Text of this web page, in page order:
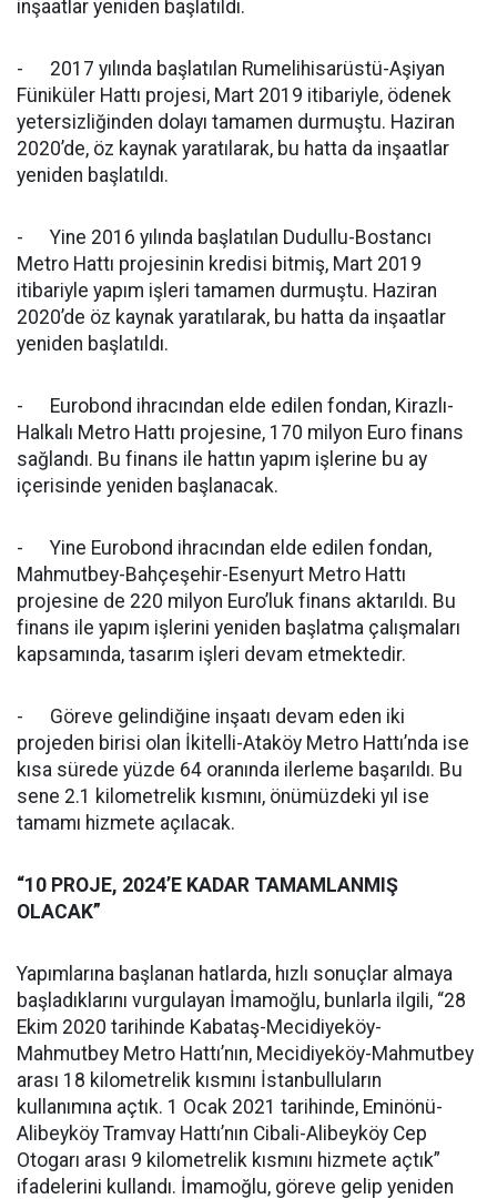
inşaatlar yeniden başlatıldı.
- 2017 yılında başlatılan Rumelihisarüstü-Aşiyan
Füniküler Hattı projesi, Mart 2019 itibariyle, ödenek
yetersizliğinden dolayı tamamen durmuştu. Haziran
2020’de, öz kaynak yaratılarak, bu hatta da inşaatlar
yeniden başlatıldı.
- Yine 2016 yılında başlatılan Dudullu-Bostancı
Metro Hattı projesinin kredisi bitmiş, Mart 2019
itibariyle yapım işleri tamamen durmuştu. Haziran
2020’de öz kaynak yaratılarak, bu hatta da inşaatlar
yeniden başlatıldı.
- Eurobond ihracından elde edilen fondan, Kirazlı-
Halkalı Metro Hattı projesine, 170 milyon Euro finans
sağlandı. Bu finans ile hattın yapım işlerine bu ay
içerisinde yeniden başlanacak.
- Yine Eurobond ihracından elde edilen fondan,
Mahmutbey-Bahçeşehir-Esenyurt Metro Hattı
projesine de 220 milyon Euro’luk finans aktarıldı. Bu
finans ile yapım işlerini yeniden başlatma çalışmaları
kapsamında, tasarım işleri devam etmektedir.
- Göreve gelindiğine inşaatı devam eden iki
projeden birisi olan İkitelli-Ataköy Metro Hattı’nda ise
kısa sürede yüzde 64 oranında ilerleme başarıldı. Bu
sene 2.1 kilometrelik kısmını, önümüzdeki yıl ise
tamamı hizmete açılacak.
“10 PROJE, 2024’E KADAR TAMAMLANMIŞ
OLACAK”
Yapımlarına başlanan hatlarda, hızlı sonuçlar almaya
başladıklarını vurgulayan İmamoğlu, bunlarla ilgili, “28
Ekim 2020 tarihinde Kabataş-Mecidiyeköy-
Mahmutbey Metro Hattı’nın, Mecidiyeköy-Mahmutbey
arası 18 kilometrelik kısmını İstanbulluların
kullanımına açtık. 1 Ocak 2021 tarihinde, Eminönü-
Alibeyköy Tramvay Hattı’nın Cibali-Alibeyköy Cep
Otogarı arası 9 kilometrelik kısmını hizmete açtık”
ifadelerini kullandı. İmamoğlu, göreve gelip yeniden